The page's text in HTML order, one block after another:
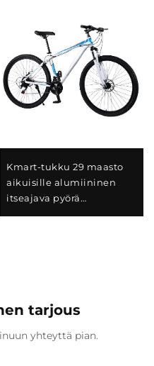
Kmart-tukku 29 maasto
aikuisille alumiininen
itseajava pyörä
tarjous
yhteyttä pian.